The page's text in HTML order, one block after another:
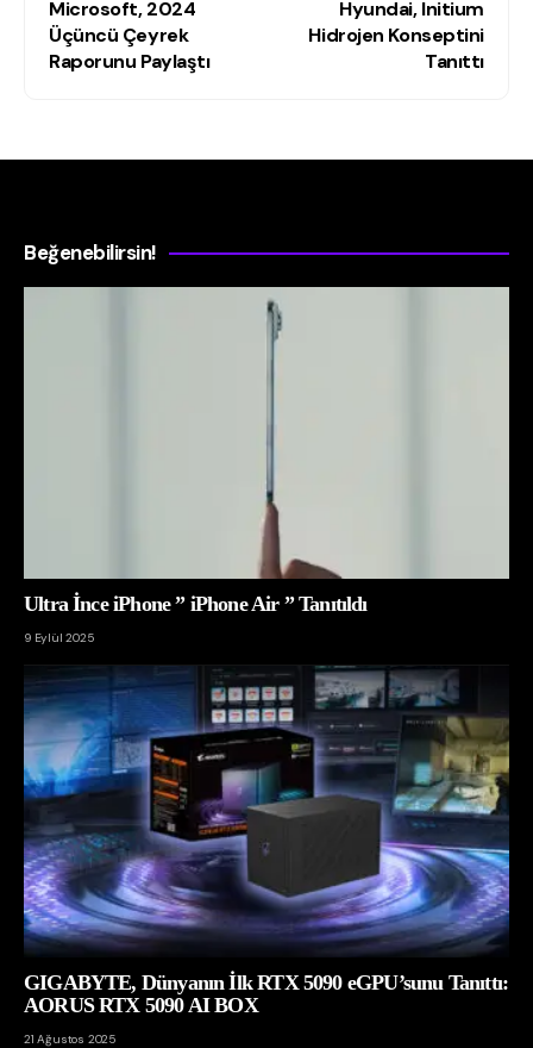
Microsoft, 2024
Üçüncü Çeyrek
Raporunu Paylaştı
Hyundai, Initium
Hidrojen Konseptini
Tanıttı
Beğenebilirsin!
Ultra İnce iPhone ” iPhone Air ” Tanıtıldı
9 Eylül 2025
GIGABYTE, Dünyanın İlk RTX 5090 eGPU’sunu Tanıttı:
AORUS RTX 5090 AI BOX
21 Ağustos 2025